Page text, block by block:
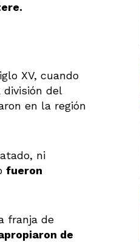
XV, cuando
del
en la región
ni
fueron
franja de
de